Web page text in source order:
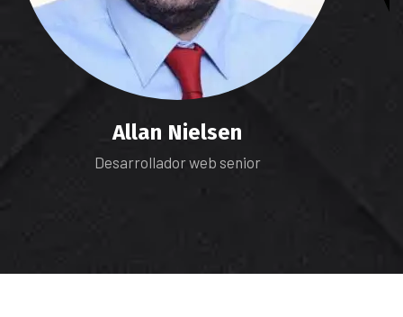
Allan Nielsen
Desarrollador web senior